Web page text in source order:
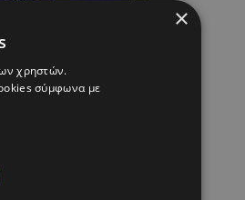
Arena» με
×
χρηστών.
σύμφωνα με